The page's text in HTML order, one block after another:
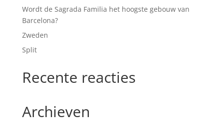
Wordt de Sagrada Familia het hoogste gebouw van
Barcelona?
Zweden
Split
Recente reacties
Archieven